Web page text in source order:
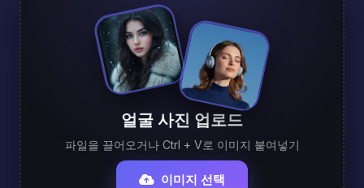
얼굴 사진 업로드
파일을 끌어오거나 Ctrl + V로 이미지 붙여넣기
이미지 선택